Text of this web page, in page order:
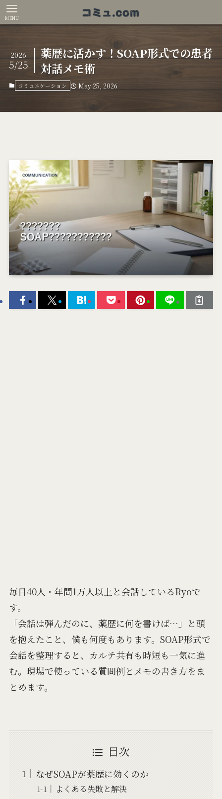
MENU
薬歴に活かす！SOAP形式での患者
対話メモ術
2026
5/25
コミュニケーション May 25, 2026
毎日40人・年間1万人以上と会話しているRyoで
す。
「会話は弾んだのに、薬歴に何を書けば…」と頭
を抱えたこと、僕も何度もあります。SOAP形式で
会話を整理すると、カルテ共有も時短も一気に進
む。現場で使っている質問例とメモの書き方をま
とめます。
目次
なぜSOAPが薬歴に効くのか
よくある失敗と解決